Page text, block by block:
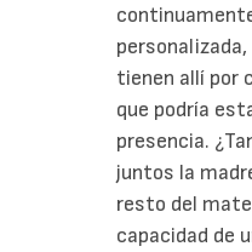
tienen allí por
que podría
presencia.
juntos la
resto del
capacidad de